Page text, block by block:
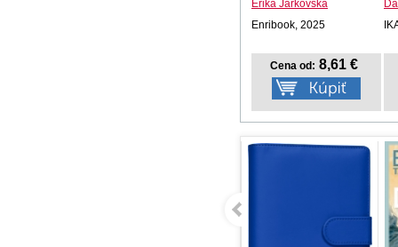
Erika Jarkovská
Enribook, 2025
Cena od: 8,61 €